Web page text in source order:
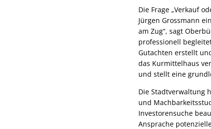
Die Frage „Verkauf
Jürgen Grossmann
am Zug“, sagt
professionell
Gutachten erstellt
das Kurmittelhaus
und stellt eine
Die Stadtverwaltung
und
Investorensuche
Ansprache